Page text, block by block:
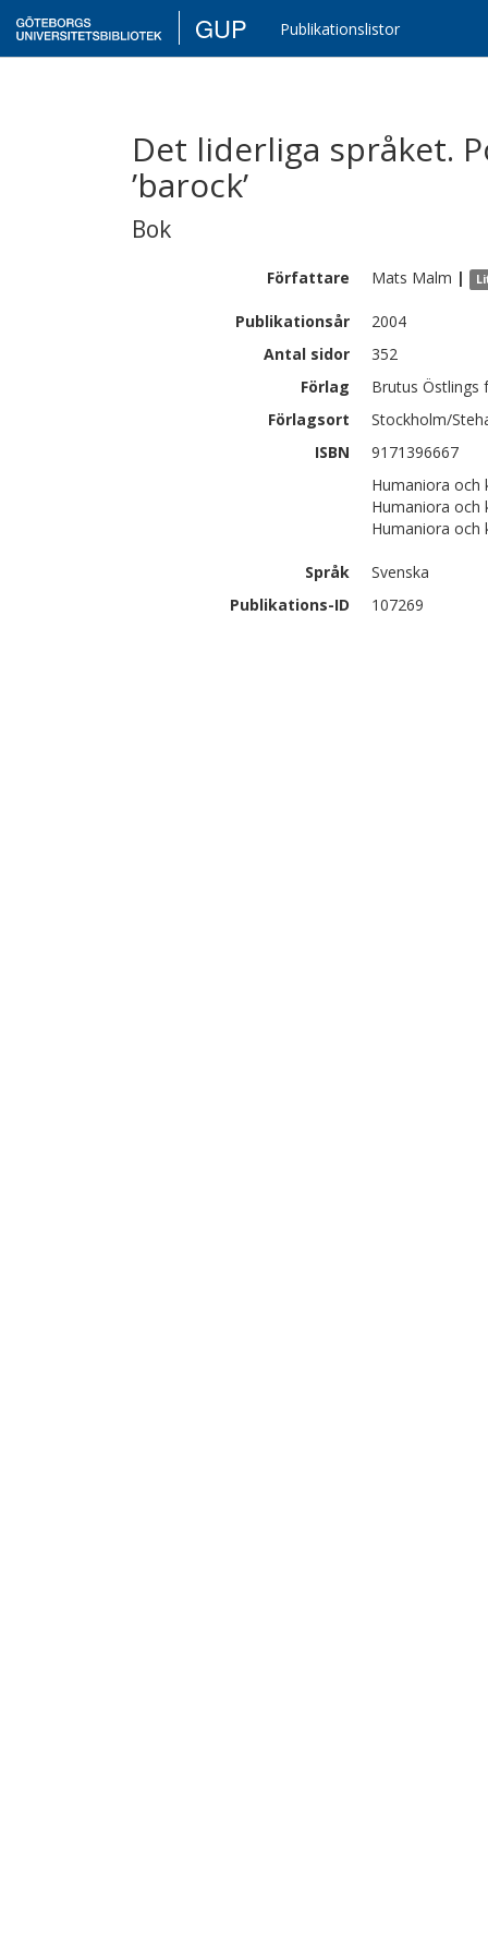
GUP Publikationslistor
Det liderliga språket.
’barock’
Bok
Författare Mats Malm |
Publikationsår
2004
Antal sidor
352
Förlag
Brutus Östlings
Förlagsort
Stockholm/
ISBN
9171396667
Humaniora
Humaniora och
Humaniora
Språk
Svenska
Publikations-ID
107269